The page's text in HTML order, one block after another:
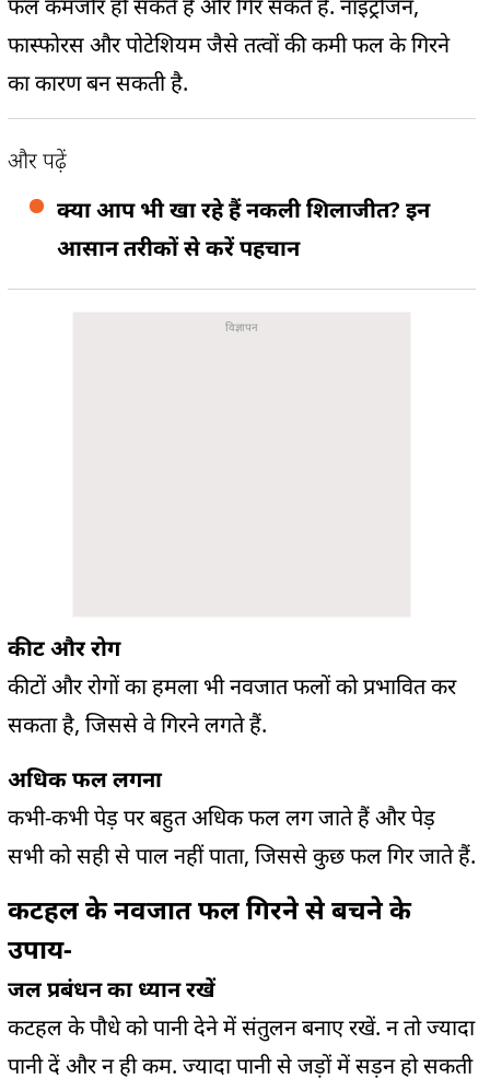
फास्फोरस और पोटेशियम जैसे तत्वों की कमी फल के गिरने
का कारण बन सकती है.
और पढ़ें
क्या आप भी खा रहे हैं नकली शिलाजीत? इन
आसान तरीकों से करें पहचान
कीट और रोग
कीटों और रोगों का हमला भी नवजात फलों को प्रभावित कर
सकता है, जिससे वे गिरने लगते हैं.
अधिक फल लगना
कभी-कभी पेड़ पर बहुत अधिक फल लग जाते हैं और पेड़
सभी को सही से पाल नहीं पाता, जिससे कुछ फल गिर जाते हैं.
कटहल के नवजात फल गिरने से बचने के
उपाय-
जल प्रबंधन का ध्यान रखें
कटहल के पौधे को पानी देने में संतुलन बनाए रखें. न तो ज्यादा
पानी दें और न ही कम. ज्यादा पानी से जड़ों में सड़न हो सकती